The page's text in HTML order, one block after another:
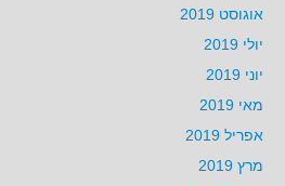
אוגוסט 2019
יולי 2019
יוני 2019
מאי 2019
אפריל 2019
מרץ 2019